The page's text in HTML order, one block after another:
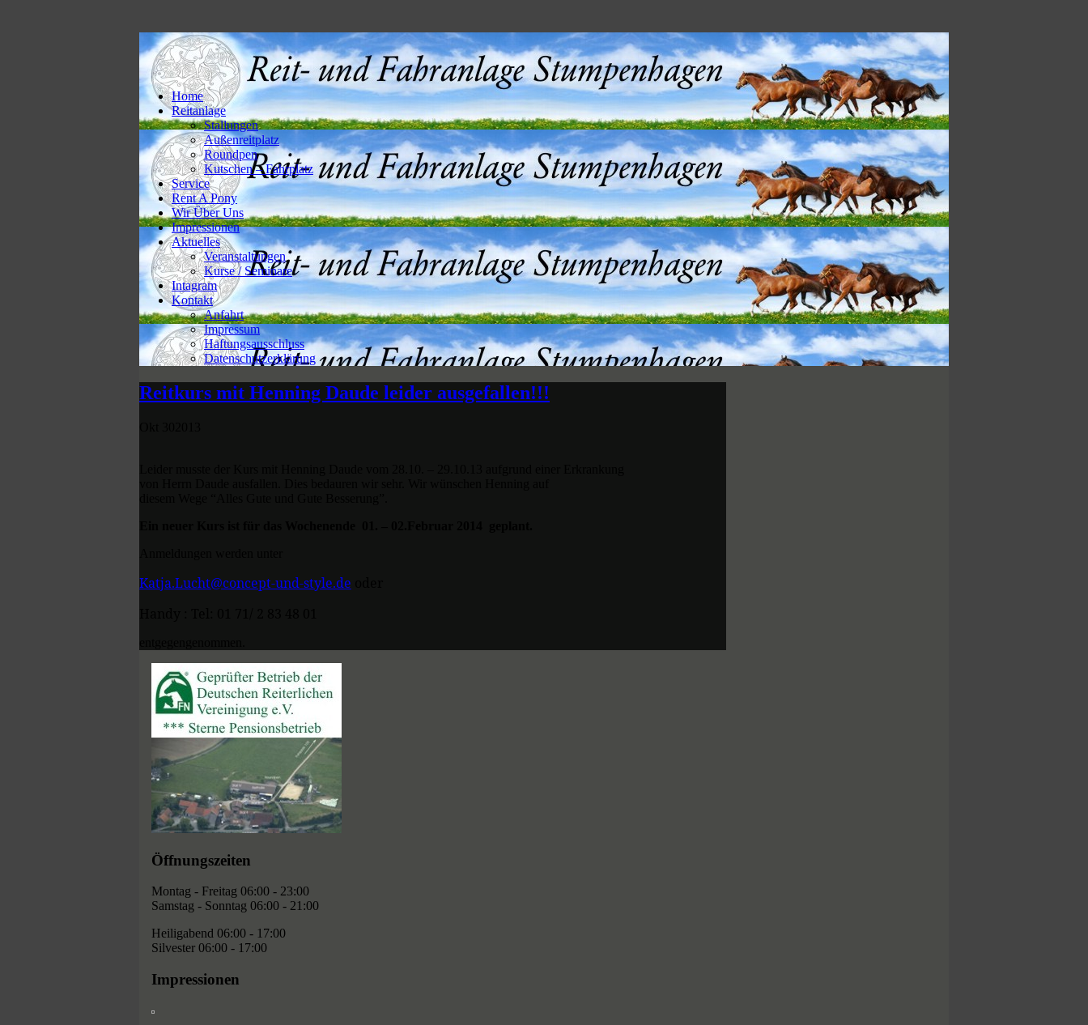
Home
Reitanlage
Stallungen
Außenreitplatz
Roundpen
Kutschen – Fahrplatz
Service
Rent A Pony
Wir Über Uns
Impressionen
Aktuelles
Veranstaltungen
Kurse / Seminare
Intagram
Kontakt
Anfahrt
Impressum
Haftungsausschluss
Datenschutzerklärung
Reitkurs mit Henning Daude leider ausgefallen!!!
Katja.Lucht@concept-und-style.de
Öffnungszeiten
Montag - Freitag 06:00 - 23:00
Samstag - Sonntag 06:00 - 21:00
Heiligabend 06:00 - 17:00
Silvester 06:00 - 17:00
Impressionen